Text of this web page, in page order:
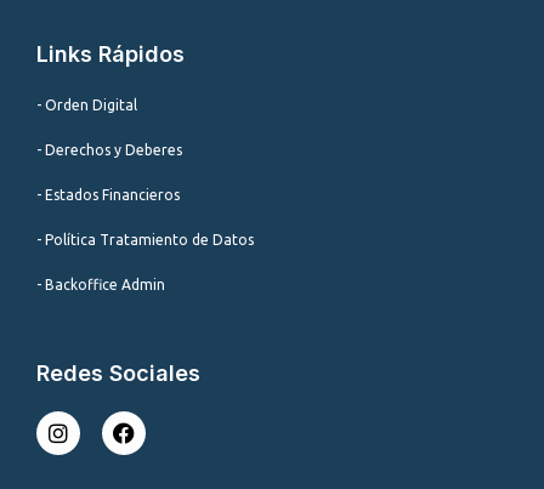
Links Rápidos
- Orden Digital
- Derechos y Deberes
- Estados Financieros
- Política Tratamiento de Datos
- Backoffice Admin
Redes Sociales
I
n
F
a